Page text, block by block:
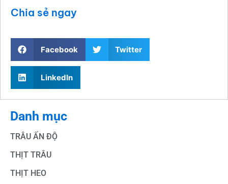
Chia sẻ ngay
Facebook Twitter
LinkedIn
Danh mục
TRÂU ẤN ĐỘ
THỊT TRÂU
THỊT HEO